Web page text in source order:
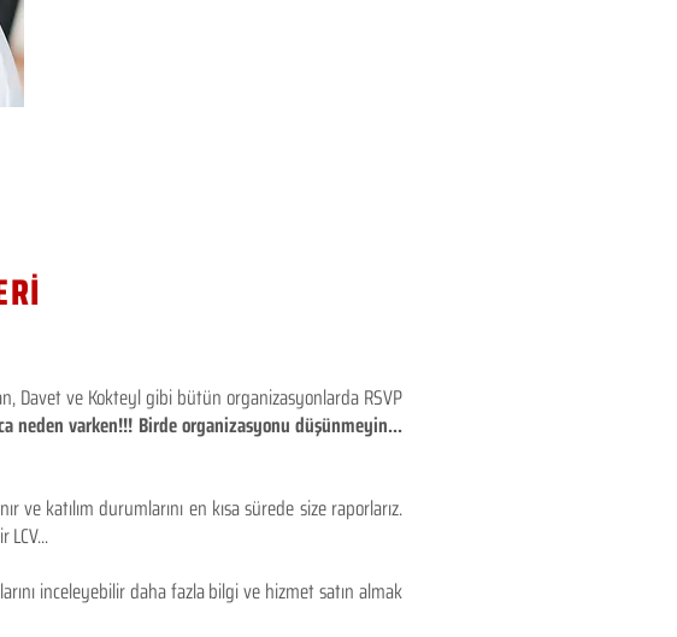
Davet ve Kokteyl gibi bütün organizasyonlarda RSVP
neden varken!!! Birde organizasyonu düşünmeyin...
katılım durumlarını en kısa sürede size raporlarız.
inceleyebilir daha fazla bilgi ve hizmet satın almak